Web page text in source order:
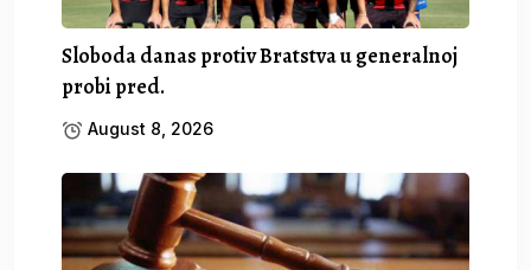
Sloboda danas protiv Bratstva u generalnoj
probi pred.
August 8, 2026